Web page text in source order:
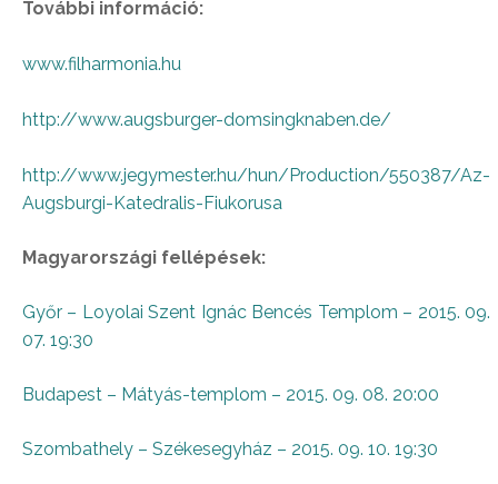
További információ:
www.filharmonia.hu
http://www.augsburger-domsingknaben.de/
http://www.jegymester.hu/hun/Production/550387/Az-
Augsburgi-Katedralis-Fiukorusa
Magyarországi fellépések:
Győr – Loyolai Szent Ignác Bencés Templom – 2015. 09.
07. 19:30
Budapest – Mátyás-templom – 2015. 09. 08. 20:00
Szombathely – Székesegyház – 2015. 09. 10. 19:30